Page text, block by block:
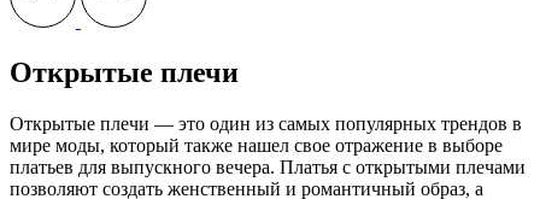
Открытые плечи
Открытые плечи — это один из самых популярных трендов в
мире моды, который также нашел свое отражение в выборе
платьев для выпускного вечера. Платья с открытыми плечами
позволяют создать женственный и романтичный образ, а